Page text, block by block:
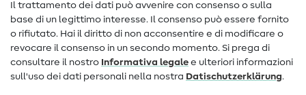
FAQ
Diritto di recesso
Popolare
Il trattamento dei dati può avvenire con consenso o sulla
base di un legittimo interesse. Il consenso può essere fornito
o rifiutato. Hai il diritto di non acconsentire e di modificare o
revocare il consenso in un secondo momento. Si prega di
consultare il nostro Informativa legale e ulteriori informazioni
sull'uso dei dati personali nella nostra Dati­schutz­erklärung.